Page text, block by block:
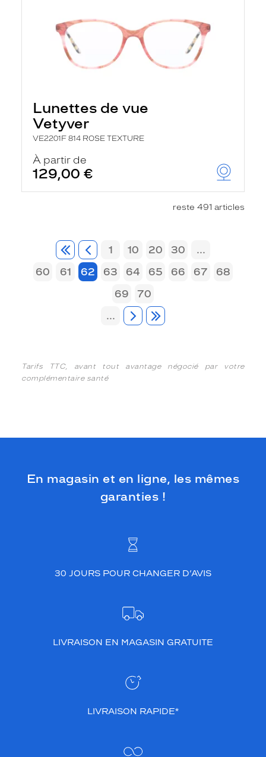
Lunettes de vue
Vetyver
VE2201F 814 ROSE TEXTURE
À partir de
129,00 €
reste 491 articles
1 10 20 30
...
60
61 62 63 64 65 66 67
68
69
70
...
Tarifs TTC, avant tout avantage négocié par votre
complémentaire santé
En magasin et en ligne, les mêmes
garanties !
30 JOURS POUR CHANGER D’AVIS
LIVRAISON EN MAGASIN GRATUITE
LIVRAISON RAPIDE*